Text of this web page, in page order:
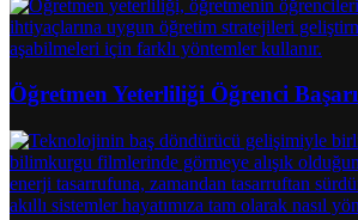
Öğretmen Yeterliliği Öğrenci